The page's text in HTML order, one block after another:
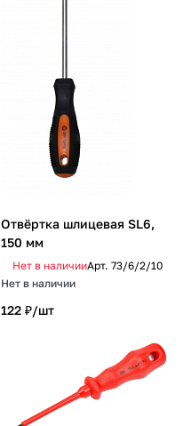
Отвёртка шлицевая SL6,
150 мм
Нет в наличииАрт. 73/6/2/10
Нет в наличии
122 ₽/шт